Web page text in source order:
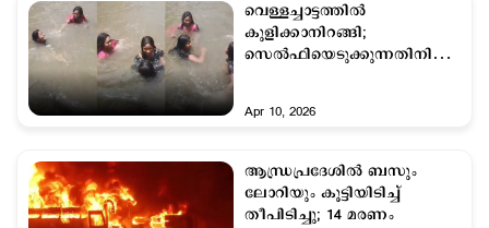
വെള്ളച്ചാട്ടത്തില്‍
കുളിക്കാനിറങ്ങി;
സെല്‍ഫിയെടുക്കുന്നതിനിടെ
Apr 10, 2026
ആന്ധ്രപ്രദേശിൽ ബസും
ലോറിയും കൂട്ടിയിടിച്ച്
തീപിടിച്ചു; 14 മരണം